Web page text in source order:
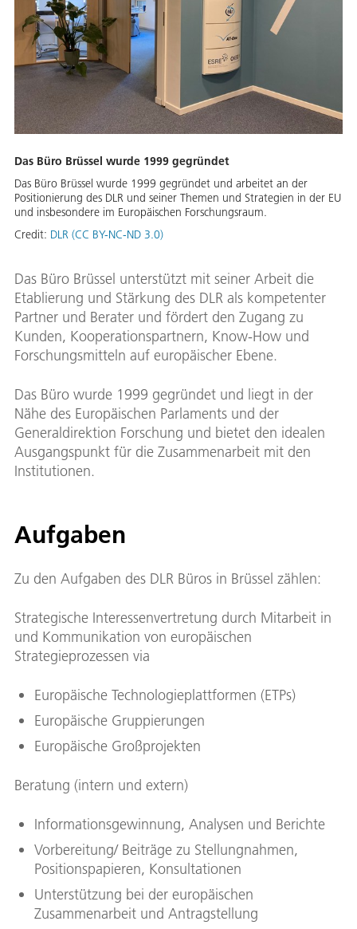
Das Büro Brüssel wurde 1999 gegründet
Das Büro Brüssel wurde 1999 gegründet und arbeitet an der
Positionierung des DLR und seiner Themen und Strategien in der EU
und insbesondere im Europäischen Forschungsraum.
Credit: DLR (CC BY-NC-ND 3.0)
Das Büro Brüssel unterstützt mit seiner Arbeit die
Etablierung und Stärkung des DLR als kompetenter
Partner und Berater und fördert den Zugang zu
Kunden, Kooperationspartnern, Know-How und
Forschungsmitteln auf europäischer Ebene.
Das Büro wurde 1999 gegründet und liegt in der
Nähe des Europäischen Parlaments und der
Generaldirektion Forschung und bietet den idealen
Ausgangspunkt für die Zusammenarbeit mit den
Institutionen.
Aufgaben
Zu den Aufgaben des DLR Büros in Brüssel zählen:
Strategische Interessenvertretung durch Mitarbeit in
und Kommunikation von europäischen
Strategieprozessen via
Europäische Technologieplattformen (ETPs)
Europäische Gruppierungen
Europäische Großprojekten
Beratung (intern und extern)
Informationsgewinnung, Analysen und Berichte
Vorbereitung/ Beiträge zu Stellungnahmen,
Positionspapieren, Konsultationen
Unterstützung bei der europäischen
Zusammenarbeit und Antragstellung